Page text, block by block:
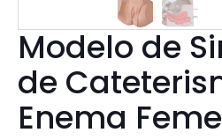
Modelo de
de
Enema